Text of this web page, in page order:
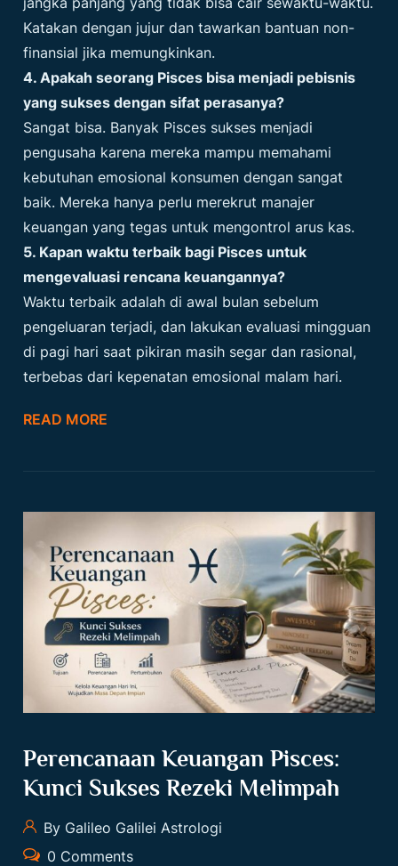
Katakan dengan jujur dan tawarkan bantuan non-
finansial jika memungkinkan.
4. Apakah seorang Pisces bisa menjadi pebisnis
yang sukses dengan sifat perasanya?
Sangat bisa. Banyak Pisces sukses menjadi
pengusaha karena mereka mampu memahami
kebutuhan emosional konsumen dengan sangat
baik. Mereka hanya perlu merekrut manajer
keuangan yang tegas untuk mengontrol arus kas.
5. Kapan waktu terbaik bagi Pisces untuk
mengevaluasi rencana keuangannya?
Waktu terbaik adalah di awal bulan sebelum
pengeluaran terjadi, dan lakukan evaluasi mingguan
di pagi hari saat pikiran masih segar dan rasional,
terbebas dari kepenatan emosional malam hari.
READ MORE
Perencanaan Keuangan Pisces:
Kunci Sukses Rezeki Melimpah
By Galileo Galilei Astrologi
0 Comments